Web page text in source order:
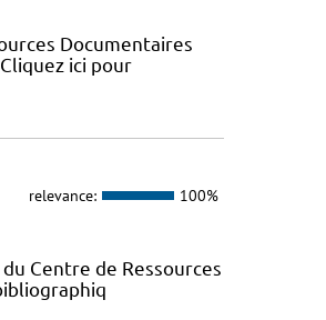
Documentaires
ici pour
relevance: 100%
Centre de Ressources